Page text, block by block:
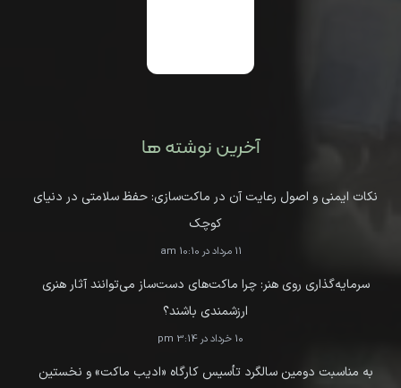
آخرین نوشته ها
نکات ایمنی و اصول رعایت آن در ماکت‌سازی: حفظ سلامتی در دنیای
کوچک
11 مرداد در 10:10 am
سرمایه‌گذاری روی هنر: چرا ماکت‌های دست‌ساز می‌توانند آثار هنری
ارزشمندی باشند؟
10 خرداد در 3:14 pm
به مناسبت دومین سالگرد تأسیس کارگاه «ادیب ماکت» و نخستین